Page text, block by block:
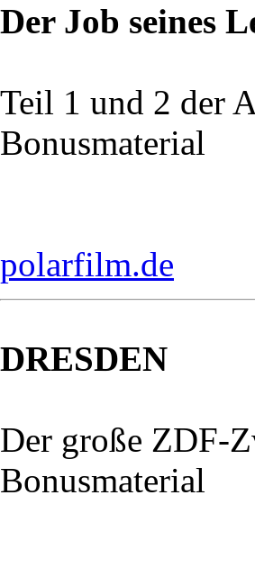
Der Job seines
Teil 1 und 2 der
Bonusmaterial
polarfilm.de
DRESDEN
Der große ZDF-
Bonusmaterial